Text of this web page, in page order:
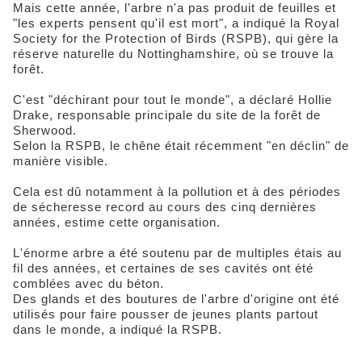
Mais cette année, l'arbre n'a pas produit de feuilles et
"les experts pensent qu'il est mort", a indiqué la Royal
Society for the Protection of Birds (RSPB), qui gère la
réserve naturelle du Nottinghamshire, où se trouve la
forêt.
C'est "déchirant pour tout le monde", a déclaré Hollie
Drake, responsable principale du site de la forêt de
Sherwood.
Selon la RSPB, le chêne était récemment "en déclin" de
manière visible.
Cela est dû notamment à la pollution et à des périodes
de sécheresse record au cours des cinq dernières
années, estime cette organisation.
L'énorme arbre a été soutenu par de multiples étais au
fil des années, et certaines de ses cavités ont été
comblées avec du béton.
Des glands et des boutures de l'arbre d'origine ont été
utilisés pour faire pousser de jeunes plants partout
dans le monde, a indiqué la RSPB.